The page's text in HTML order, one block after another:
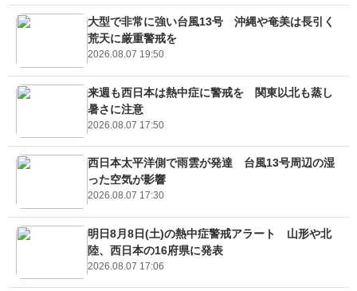
大型で非常に強い台風13号 沖縄や奄美は長引く
荒天に厳重警戒を
2026.08.07 19:50
来週も西日本は熱中症に警戒を 関東以北も蒸し
暑さに注意
2026.08.07 17:50
西日本太平洋側で雨雲が発達 台風13号周辺の湿
った空気が影響
2026.08.07 17:30
明日8月8日(土)の熱中症警戒アラート 山形や北
陸、西日本の16府県に発表
2026.08.07 17:06